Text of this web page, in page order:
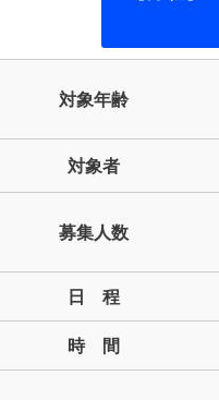
対象年齢
対象者
募集人数
日 程
時 間